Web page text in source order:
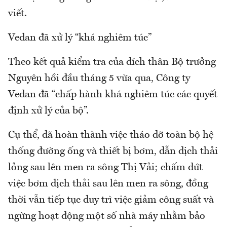
viết.
Vedan đã xử lý “khá nghiêm túc”
Theo kết quả kiểm tra của đích thân Bộ trưởng
Nguyên hồi đầu tháng 5 vừa qua, Công ty
Vedan đã “chấp hành khá nghiêm túc các quyết
định xử lý của bộ”.
Cụ thể, đã hoàn thành việc tháo dỡ toàn bộ hệ
thống đường ống và thiết bị bơm, dẫn dịch thải
lỏng sau lên men ra sông Thị Vải; chấm dứt
việc bơm dịch thải sau lên men ra sông, đồng
thời vẫn tiếp tục duy trì việc giảm công suất và
ngừng hoạt động một số nhà máy nhằm bảo